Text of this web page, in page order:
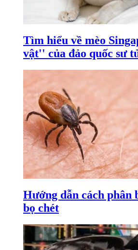
Tìm hiểu về mèo
vật'' của đảo quốc sư
Hướng dẫn cách phân
bọ chét